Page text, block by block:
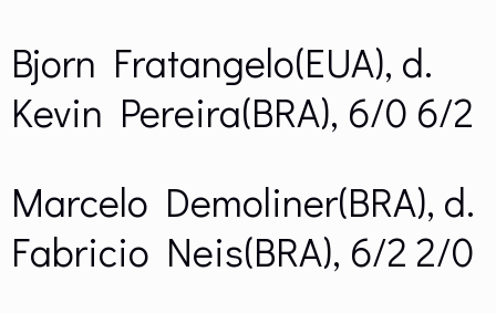
Bjorn Fratangelo(EUA), d.
Kevin Pereira(BRA), 6/0 6/2
Marcelo Demoliner(BRA), d.
Fabricio Neis(BRA), 6/2 2/0